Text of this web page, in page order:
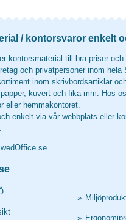
/ kontorsvaror enkelt
kontorsmaterial till bra priser och
och privatpersoner inom hela
inom skrivbordsartiklar
kuvert och fika mm. Hos
eller hemmakontoret.
enkelt via vår webbplats eller
»
»